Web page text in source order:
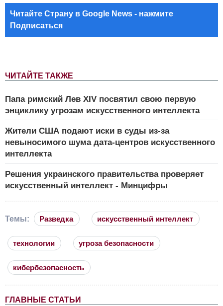
ЧИТАЙТЕ ТАКЖЕ
Папа римский Лев XIV посвятил свою первую
энциклику угрозам искусственного интеллекта
Жители США подают иски в суды из-за
невыносимого шума дата-центров искусственного
интеллекта
Решения украинского правительства проверяет
искусственный интеллект - Минцифры
Читайте Страну в Google News - нажмите
Подписаться
Темы: Разведка искусственный интеллект
технологии угроза безопасности
кибербезопасность
ГЛАВНЫЕ СТАТЬИ